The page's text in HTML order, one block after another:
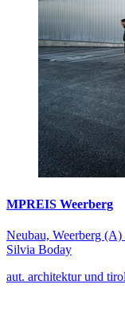
MPREIS Weerberg
Neubau, Weerberg (A)
Silvia Boday
aut. architektur und tirol